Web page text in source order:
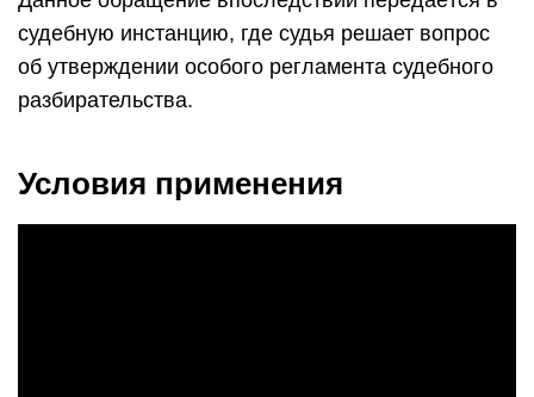
судебную инстанцию, где судья решает вопрос
об утверждении особого регламента судебного
разбирательства.
Условия применения